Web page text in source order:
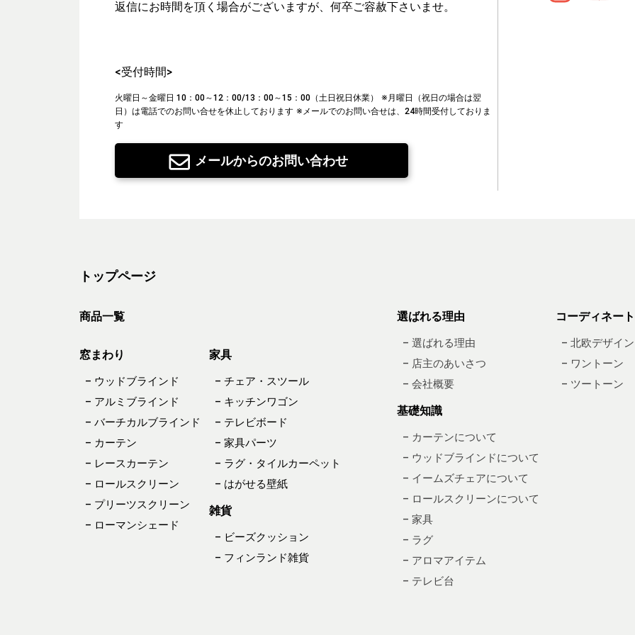
返信にお時間を頂く場合がございますが、何卒ご容赦下さいませ。
<受付時間>
火曜日～金曜日 10：00～12：00/13：00～15：00（土日祝日休業）
※月曜日（祝日の場合は翌
日）は電話でのお問い合せを休止しております ※メールでのお問い合せは、24時間受付しておりま
す
メールからのお問い合わせ
トップページ
商品一覧
窓まわり
– ウッドブラインド
– アルミブラインド
– バーチカルブラインド
– カーテン
– レースカーテン
– ロールスクリーン
– プリーツスクリーン
– ローマンシェード
家具
– チェア・スツール
– キッチンワゴン
– テレビボード
– 家具パーツ
– ラグ・タイルカーペット
– はがせる壁紙
雑貨
– ビーズクッション
– フィンランド雑貨
選ばれる理由
– 選ばれる理由
– 店主のあいさつ
– 会社概要
基礎知識
– カーテンについて
– ウッドブラインドについて
– イームズチェアについて
– ロールスクリーンについて
– 家具
– ラグ
– アロマアイテム
– テレビ台
コーディネート
– 北欧デザイン
– ワントーン
– ツートーン